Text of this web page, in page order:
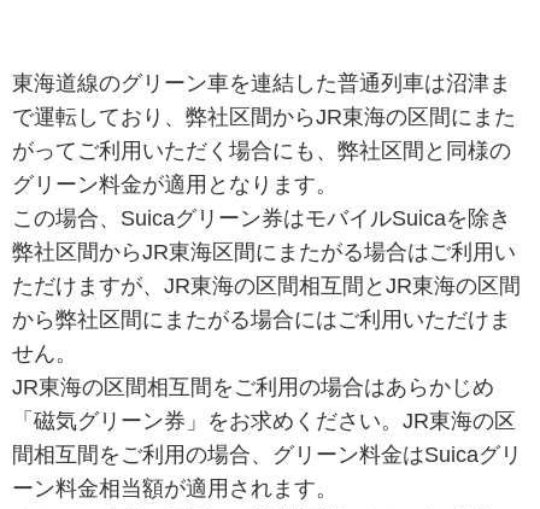
東海道線のグリーン車を連結した普通列車は沼津ま
で運転しており、弊社区間からJR東海の区間にまた
がってご利用いただく場合にも、弊社区間と同様の
グリーン料金が適用となります。
この場合、Suicaグリーン券はモバイルSuicaを除き
弊社区間からJR東海区間にまたがる場合はご利用い
ただけますが、JR東海の区間相互間とJR東海の区間
から弊社区間にまたがる場合にはご利用いただけま
せん。
JR東海の区間相互間をご利用の場合はあらかじめ
「磁気グリーン券」をお求めください。JR東海の区
間相互間をご利用の場合、グリーン料金はSuicaグリ
ーン料金相当額が適用されます。